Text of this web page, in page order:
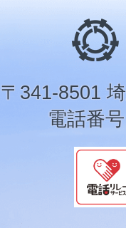
三
郷
市
〒341-8501
電話番